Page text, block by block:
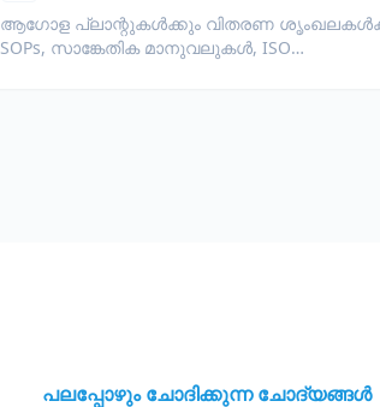
ആഗോള പ്ലാന്റുകൾക്കും വിതരണ
SOPs, സാങ്കേതിക മാനുവലുകൾ, ISO
പലപ്പോഴും ചോദിക്കുന്ന ചോദ്യങ്ങൾ